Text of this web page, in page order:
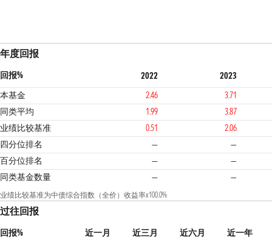
年度回报
回报% 2022
2023
本基金
2.46
3.71
同类平均
1.99
3.87
业绩比较基准
0.51
2.06
四分位排名
—
—
百分位排名
—
—
同类基金数量
— —
业绩比较基准为中债综合指数（全价）收益率x100.0%
过往回报
回报% 近一月 近三月 近六月
近一年